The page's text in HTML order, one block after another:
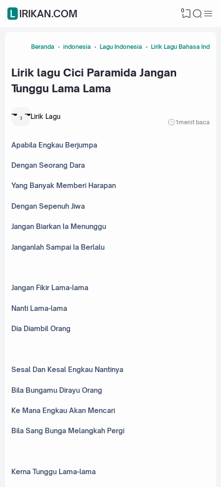
LIRIKAN.COM 0
Beranda indonesia Lagu Indonesia Lirik Lagu Bahasa
Lirik lagu Cici Paramida Jangan
Tunggu Lama Lama
Lirik Lagu
1menit baca
Apabila Engkau Berjumpa
Dengan Seorang Dara
Yang Banyak Memberi Harapan
Dengan Sepenuh Jiwa
Jangan Biarkan Ia Menunggu
Janganlah Sampai Ia Berlalu
Jangan Fikir Lama-lama
Nanti Lama-lama
Dia Diambil Orang
Sesal Dan Kesal Engkau Nantinya
Bila Bungamu Dirayu Orang
Ke Mana Engkau Akan Mencari
Bila Sang Bunga Melangkah Pergi
Kerna Tunggu Lama-lama